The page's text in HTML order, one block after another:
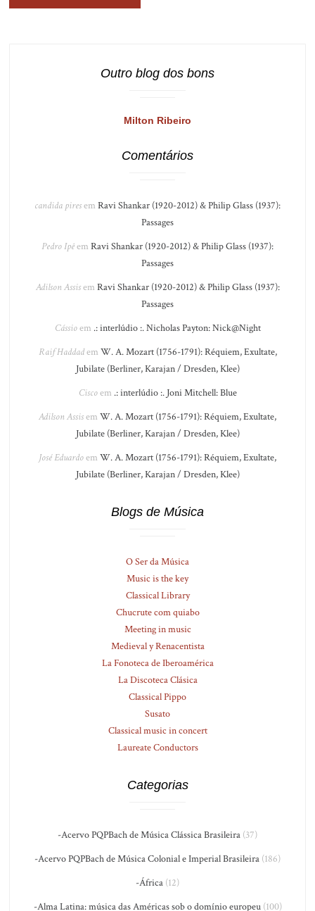
Outro blog dos bons
Milton Ribeiro
Comentários
candida piresem Ravi Shankar (1920-2012) & Philip Glass (1937):
Passages
Pedro Ipêem Ravi Shankar (1920-2012) & Philip Glass (1937):
Passages
Adilson Assisem Ravi Shankar (1920-2012) & Philip Glass (1937):
Passages
Cássioem .: interlúdio :. Nicholas Payton: Nick@Night
Raif Haddadem W. A. Mozart (1756-1791): Réquiem, Exultate,
Jubilate (Berliner, Karajan / Dresden, Klee)
Ciscoem .: interlúdio :. Joni Mitchell: Blue
Adilson Assisem W. A. Mozart (1756-1791): Réquiem, Exultate,
Jubilate (Berliner, Karajan / Dresden, Klee)
José Eduardoem W. A. Mozart (1756-1791): Réquiem, Exultate,
Jubilate (Berliner, Karajan / Dresden, Klee)
Blogs de Música
O Ser da Música
Music is the key
Classical Library
Chucrute com quiabo
Meeting in music
Medieval y Renacentista
La Fonoteca de Iberoamérica
La Discoteca Clásica
Classical Pippo
Susato
Classical music in concert
Laureate Conductors
Categorias
-Acervo PQPBach de Música Clássica Brasileira (37)
-Acervo PQPBach de Música Colonial e Imperial Brasileira (186)
-África (12)
-Alma Latina: música das Américas sob o domínio europeu(100)